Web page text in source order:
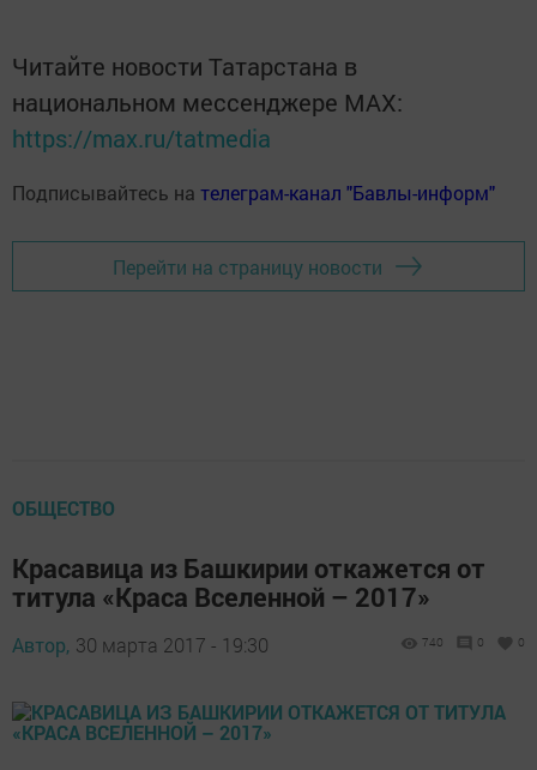
Читайте новости Татарстана в
национальном мессенджере MАХ:
https://max.ru/tatmedia
Подписывайтесь на телеграм-канал "Бавлы-информ"
Перейти на страницу новости
ОБЩЕСТВО
Красавица из Башкирии откажется от
титула «Краса Вселенной – 2017»
Автор, 30 марта 2017 - 19:30 740 0 0